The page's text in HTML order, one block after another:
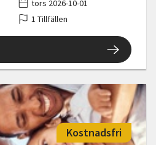
tors 2026-10-01
1 Tillfällen
Kostnadsfri